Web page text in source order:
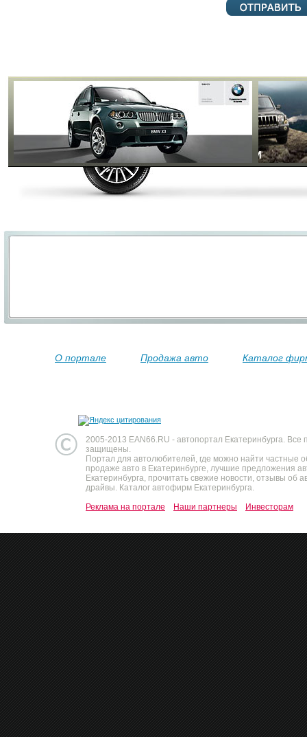
О портале Продажа авто Каталог
2005-2013 EAN66.RU - автопортал Екатеринбурга. Все
защищены.
Портал для автолюбителей, где можно найти частные
продаже авто в Екатеринбурге, лучшие предложения
Екатеринбурга, прочитать свежие новости, отзывы об
драйвы. Каталог автофирм Екатеринбурга.
Реклама на портале
Наши партнеры Инвесторам